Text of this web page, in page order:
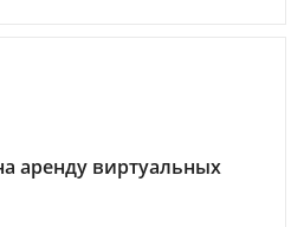
аренду виртуальных